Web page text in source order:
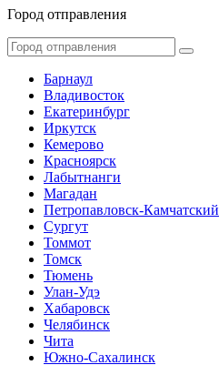
Город отправления
Барнаул
Владивосток
Екатеринбург
Иркутск
Кемерово
Красноярск
Лабытнанги
Магадан
Петропавловск-Камчатский
Сургут
Томмот
Томск
Тюмень
Улан-Удэ
Хабаровск
Челябинск
Чита
Южно-Сахалинск